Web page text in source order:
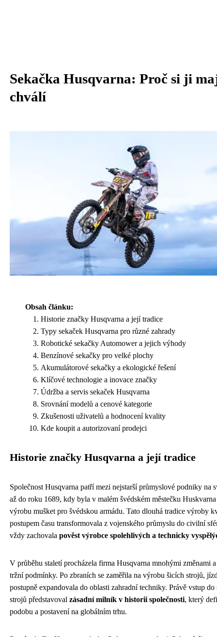
Sekačka Husqvarna: Proč si ji
chválí
Obsah článku:
Historie značky Husqvarna a její tradice
Typy sekaček Husqvarna pro různé zahrady
Robotické sekačky Automower a jejich výhody
Benzínové sekačky pro velké plochy
Akumulátorové sekačky a ekologické řešení
Klíčové technologie a inovace značky
Údržba a servis sekaček Husqvarna
Srovnání modelů a cenové kategorie
Zkušenosti uživatelů a hodnocení kvality
Kde koupit a autorizovaní prodejci
Historie značky Husqvarna a její tradice
Společnost Husqvarna patří mezi nejstarší průmyslové podniky na
až do roku 1689, kdy byla v malém švédském městečku
výrobu mušket pro švédskou armádu. Tato dlouhá tradice výroby
postupem času transformovala z vojenského průmyslu do civilní
vždy zachovala pověst výrobce spolehlivých a technicky
V průběhu staletí procházela firma Husqvarna mnohými změnami
tržní podmínky. Po zbraních se zaměřila na výrobu šicích strojů,
postupně expandovala do oblasti zahradní techniky. Právě vstup do
strojů představoval zásadní milník v historii společnosti, který
podobu a postavení na globálním trhu.